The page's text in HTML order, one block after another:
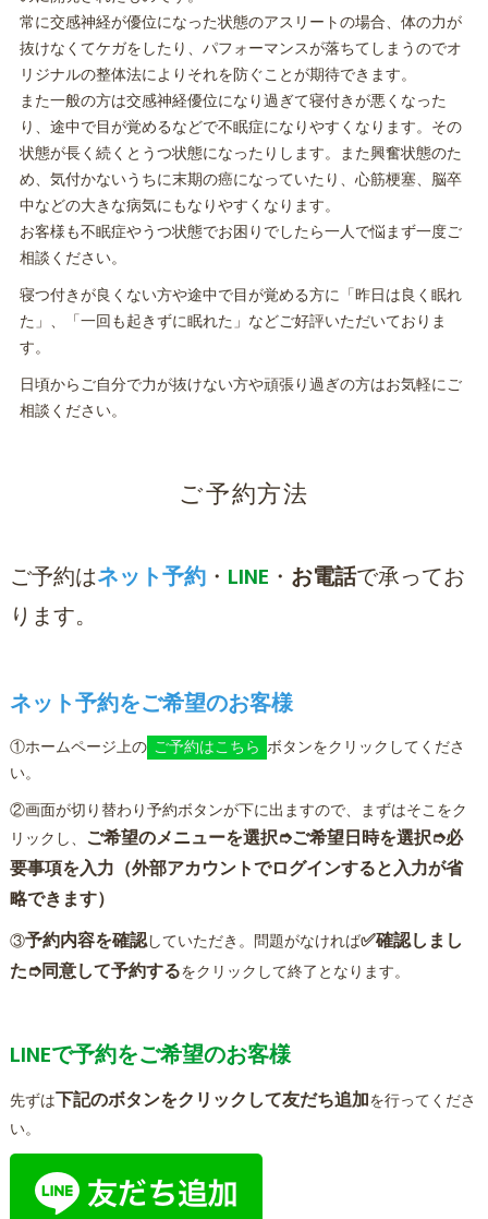
常に交感神経が優位になった状態のアスリートの場合、体の力が
抜けなくてケガをしたり、パフォーマンスが落ちてしまうのでオ
リジナルの整体法によりそれを防ぐことが期待できます。
また一般の方は交感神経優位になり過ぎて寝付きが悪くなった
り、途中で目が覚めるなどで不眠症になりやすくなります。その
状態が長く続くとうつ状態になったりします。また興奮状態のた
め、気付かないうちに末期の癌になっていたり、心筋梗塞、脳卒
中などの大きな病気にもなりやすくなります。
お客様も不眠症やうつ状態でお困りでしたら一人で悩まず一度ご
相談ください。
寝つ付きが良くない方や途中で目が覚める方に「昨日は良く眠れ
た」、「一回も起きずに眠れた」などご好評いただいておりま
す。
日頃からご自分で力が抜けない方や頑張り過ぎの方はお気軽にご
相談ください。
ご予約方法
ご予約はネット予約・ LINE ・ お電話で承ってお
ります。
ネット予約をご希望のお客様
①ホームページ上の ご予約はこちら ボタンをクリックしてくださ
い。
②画面が切り替わり予約ボタンが下に出ますので、まずはそこをク
リックし、 ご希望のメニューを選択➮ご希望日時を選択➮必
要事項を入力（外部アカウントでログインすると入力が省
略できます）
③予約内容を確認していただき。問題がなければ✅確認しまし
た➮同意して予約するをクリックして終了となります。
LINEで予約をご希望のお客様
先ずは下記のボタンをクリックして友だち追加を行ってくださ
い。